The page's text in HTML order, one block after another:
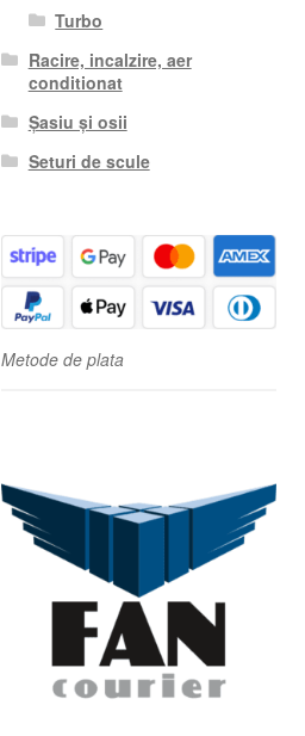
Turbo
Racire, incalzire, aer
conditionat
Șasiu și osii
Seturi de scule
Metode de plata